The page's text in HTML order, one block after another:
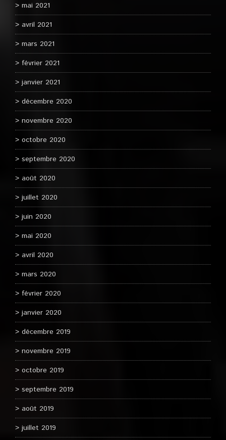
mai 2021
avril 2021
mars 2021
février 2021
janvier 2021
décembre 2020
novembre 2020
octobre 2020
septembre 2020
août 2020
juillet 2020
juin 2020
mai 2020
avril 2020
mars 2020
février 2020
janvier 2020
décembre 2019
novembre 2019
octobre 2019
septembre 2019
août 2019
juillet 2019